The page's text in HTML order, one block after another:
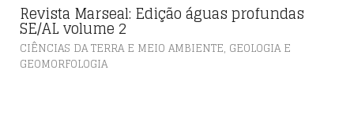
Revista Marseal: Edição águas profundas
SE/AL volume 2
CIÊNCIAS DA TERRA E MEIO AMBIENTE, GEOLOGIA E
GEOMORFOLOGIA